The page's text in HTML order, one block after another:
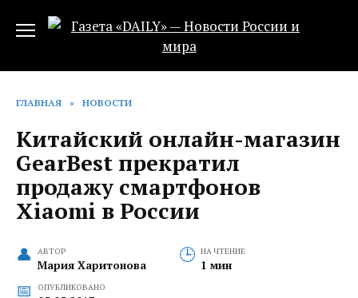
ГЛАВНАЯ » НОВОСТИ
Китайский онлайн-магазин
GearBest прекратил
продажу смартфонов
Xiaomi в России
АВТОР
Мария Харитонова
НА ЧТЕНИЕ
1 мин
ОПУБЛИКОВАНО